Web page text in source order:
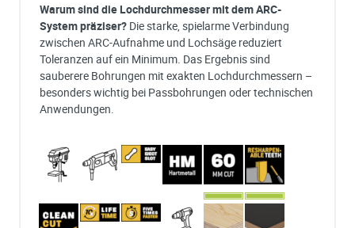
Warum sind die Lochdurchmesser mit dem ARC-
System präziser? Die starke, spielarme Verbindung
zwischen ARC-Aufnahme und Lochsäge reduziert
Toleranzen auf ein Minimum. Das Ergebnis sind
sauberere Bohrungen mit exakten Lochdurchmessern –
besonders wichtig bei Passbohrungen oder technischen
Anwendungen.